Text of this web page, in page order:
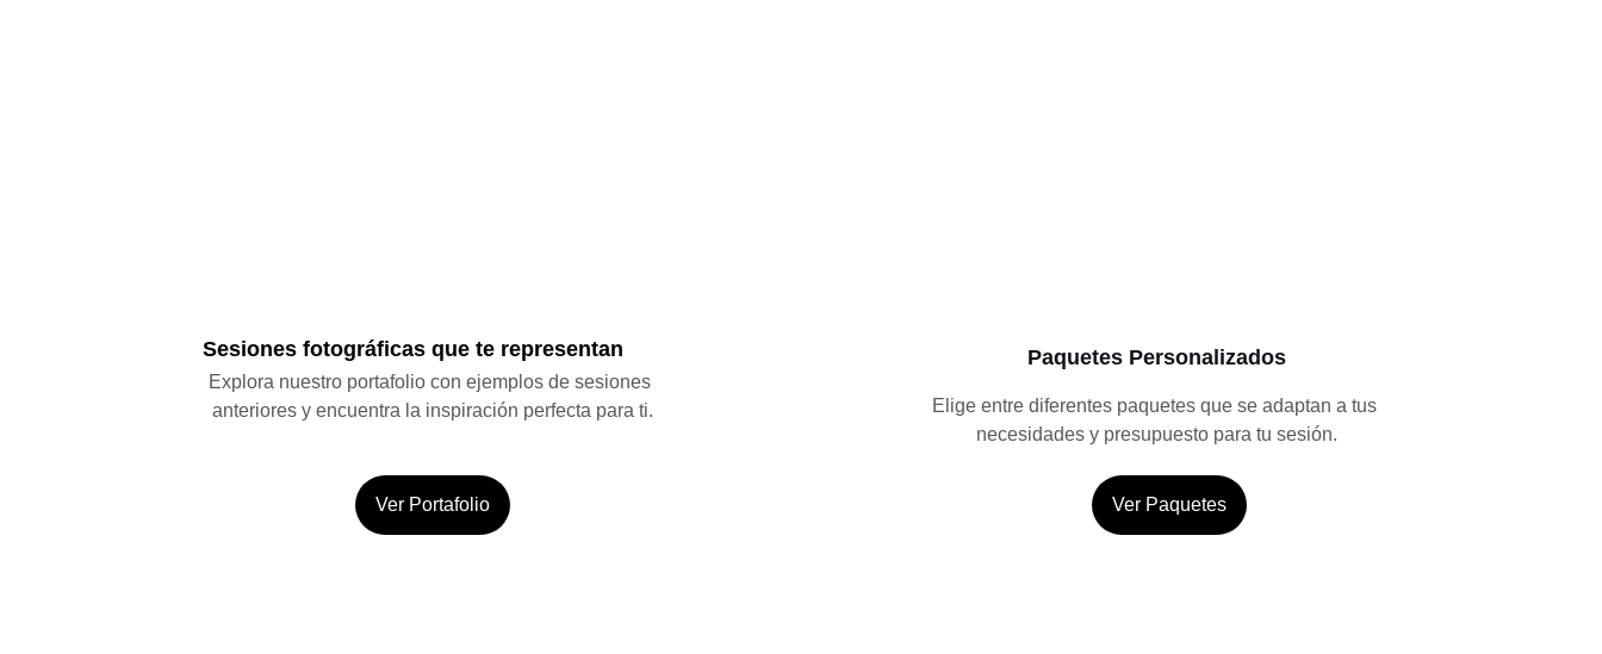
Paquetes Personalizados
Elige entre diferentes paquetes que se adaptan a tus
necesidades y presupuesto para tu sesión.
Sesiones fotográficas que te representan
Explora nuestro portafolio con ejemplos de sesiones
anteriores y encuentra la inspiración perfecta para ti.
Ver Portafolio Ver Paquetes